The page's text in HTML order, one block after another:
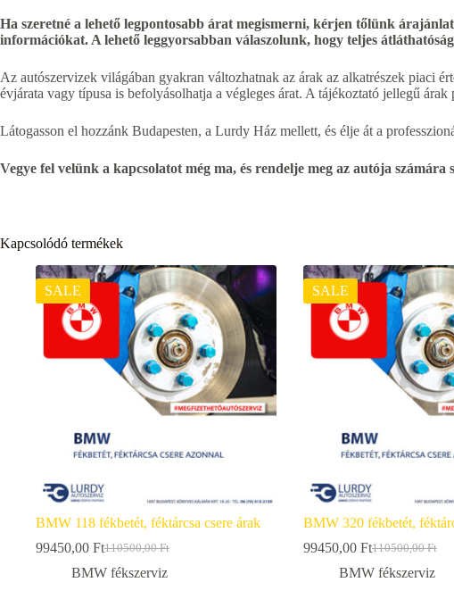
Ha szeretné a lehető legpontosabb árat megismerni, kérjen tőlünk
információkat. A lehető leggyorsabban válaszolunk, hogy teljes
Az autószervizek világában gyakran változhatnak az árak az alkatrészek piaci
évjárata vagy típusa is befolyásolhatja a végleges árat. A tájékoztató jellegű
Látogasson el hozzánk Budapesten, a Lurdy Ház mellett, és élje át a
Vegye fel velünk a kapcsolatot még ma, és rendelje meg az autója számára
Kapcsolódó termékek
SALE
BMW 118 fékbetét, féktárcsa csere árak
110500,00Ft
Original
price
99450,00 FtCurrent
price
BMW fékszerviz
SALE
BMW 320 fékbetét,
110500,00Ft
Original
price
99450,00 FtCurrent
price
BMW fékszerviz